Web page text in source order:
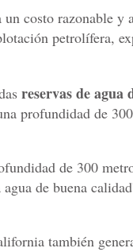
un costo razonable y
petrolífera,
reservas de agua
profundidad de 300
de 300
de buena
también